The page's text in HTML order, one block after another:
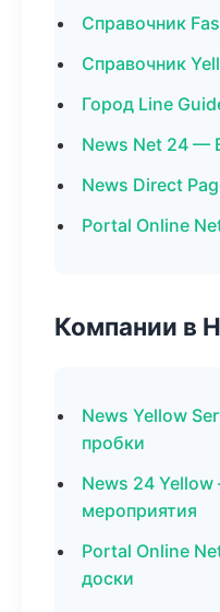
Справочник
Справочник
Город Line
News Net 24 —
News Direct
Portal Online
Компании в
News Yellow
пробки
News 24
мероприятия
Portal Online
доски